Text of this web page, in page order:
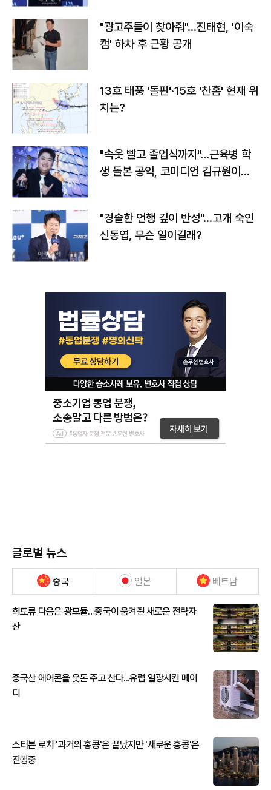
"광고주들이 찾아줘"…진태현, '이숙
캠' 하차 후 근황 공개
13호 태풍 '돌핀'·15호 '찬홈' 현재 위
치는?
"속옷 빨고 졸업식까지"…근육병 학
생 돌본 공익, 코미디언 김규원이었
"경솔한 언행 깊이 반성"…고개 숙인
신동엽, 무슨 일이길래?
글로벌 뉴스
중국 일본 베트남
희토류 다음은 광모듈…중국이 움켜쥔 새로운 전략자
산
중국산 에어콘을 웃돈 주고 산다...유럽 열광시킨 메이
디
스티븐 로치 '과거의 홍콩'은 끝났지만 '새로운 홍콩'은
진행중